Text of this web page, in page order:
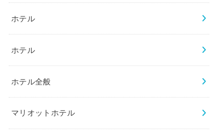
ホテル
ホテル
ホテル全般
マリオットホテル